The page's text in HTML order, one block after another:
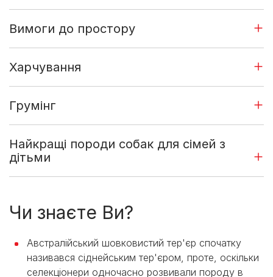
Вимоги до простору
Харчування
Грумінг
Найкращі породи собак для сімей з
дітьми
Чи знаєте Ви?
Австралійський шовковистий тер'єр спочатку
називався сіднейським тер'єром, проте, оскільки
селекціонери одночасно розвивали породу в